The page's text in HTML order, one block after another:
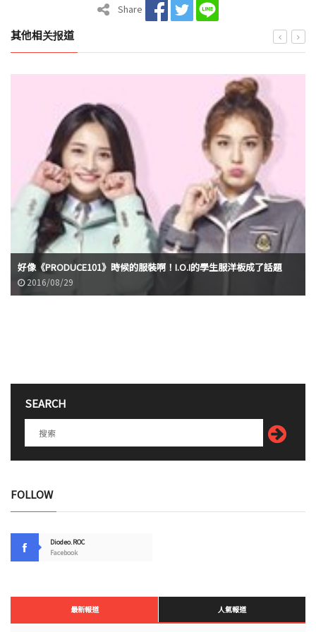
Share
其他相关报道
好像《PRODUCE101》時候的服裝啊！I.O.I的學生服洋板成了話題
2016/08/29
SEARCH
FOLLOW
Diodeo.ROC
Facebook
最新報道 人氣報道